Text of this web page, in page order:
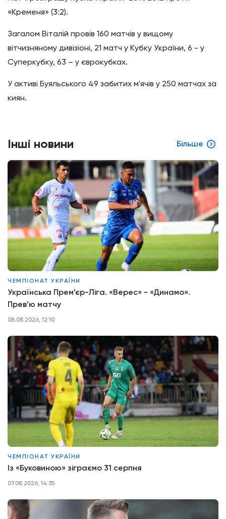
«Кременя» (3:2).
Загалом Віталій провів 160 матчів у вищому
вітчизняному дивізіоні, 21 матч у Кубку України, 6 - у
Суперкубку, 63 – у єврокубках.
У активі Буяльського 49 забитих м'ячів у 250 матчах за
киян.
Інші новини Більше
ЧЕМПІОНАТ УКРАЇНИ
Українська Прем’єр-Ліга. «Верес» - «Динамо».
Прев’ю матчу
08.08.2026, 12:10
ЧЕМПІОНАТ УКРАЇНИ
Із «Буковиною» зіграємо 31 серпня
07.08.2026, 14:35